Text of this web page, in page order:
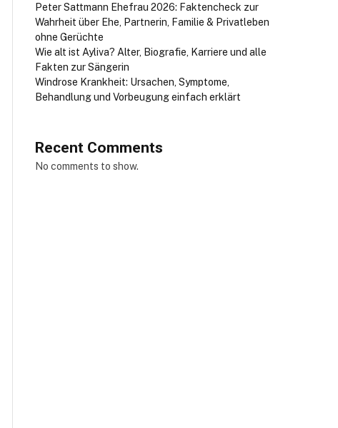
Peter Sattmann Ehefrau 2026: Faktencheck zur
Wahrheit über Ehe, Partnerin, Familie & Privatleben
ohne Gerüchte
Wie alt ist Ayliva? Alter, Biografie, Karriere und alle
Fakten zur Sängerin
Windrose Krankheit: Ursachen, Symptome,
Behandlung und Vorbeugung einfach erklärt
Recent Comments
No comments to show.